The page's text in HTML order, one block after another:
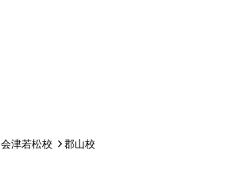
会津若松校 郡山校